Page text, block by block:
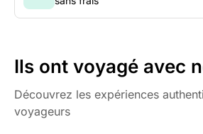
Ils ont voyagé avec
Découvrez les expériences
voyageurs